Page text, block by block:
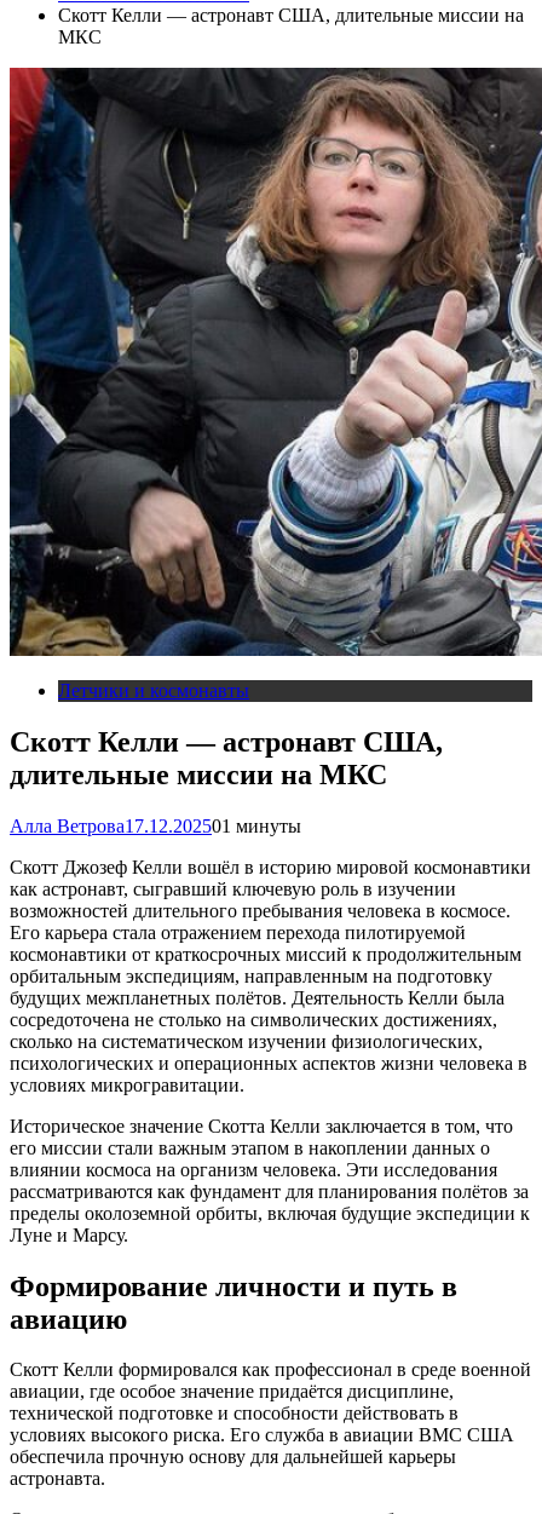
Скотт Келли — астронавт США, длительные миссии на
МКС
Летчики и космонавты
Скотт Келли — астронавт США,
длительные миссии на МКС
Алла Ветрова17.12.202501 минуты
Скотт Джозеф Келли вошёл в историю мировой космонавтики
как астронавт, сыгравший ключевую роль в изучении
возможностей длительного пребывания человека в космосе.
Его карьера стала отражением перехода пилотируемой
космонавтики от краткосрочных миссий к продолжительным
орбитальным экспедициям, направленным на подготовку
будущих межпланетных полётов. Деятельность Келли была
сосредоточена не столько на символических достижениях,
сколько на систематическом изучении физиологических,
психологических и операционных аспектов жизни человека в
условиях микрогравитации.
Историческое значение Скотта Келли заключается в том, что
его миссии стали важным этапом в накоплении данных о
влиянии космоса на организм человека. Эти исследования
рассматриваются как фундамент для планирования полётов за
пределы околоземной орбиты, включая будущие экспедиции к
Луне и Марсу.
Формирование личности и путь в
авиацию
Скотт Келли формировался как профессионал в среде военной
авиации, где особое значение придаётся дисциплине,
технической подготовке и способности действовать в
условиях высокого риска. Его служба в авиации ВМС США
обеспечила прочную основу для дальнейшей карьеры
астронавта.